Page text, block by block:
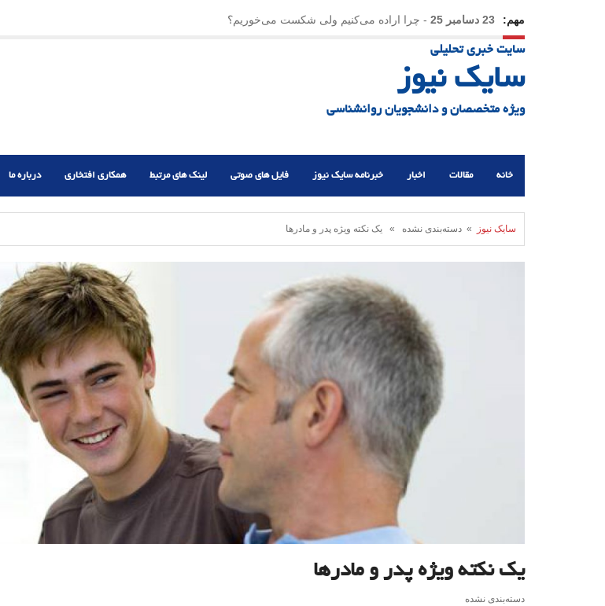
مهم: 23 دسامبر 25 - چرا اراده می‌کنیم ولی شکست می‌خوریم؟
21 دسامبر 25
سایت خبری تحلیلی
سایک نیوز
ویژه متخصصان و دانشجویان روانشناسی
خانه مقالات اخبار خبرنامه سایک نیوز فایل های صوتی لینک های مرتبط همکاری افتخاری درباره ما
سایک نیوز » دسته‌بندی نشده » یک نکته ویژه پدر و مادرها
یک نکته ویژه پدر و مادرها
دسته‌بندی نشده